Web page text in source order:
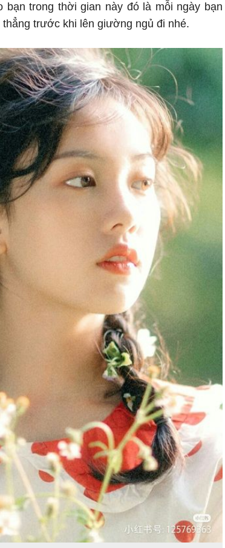
bạn trong thời gian này đó là mỗi ngày bạn
trước khi lên giường ngủ đi nhé.